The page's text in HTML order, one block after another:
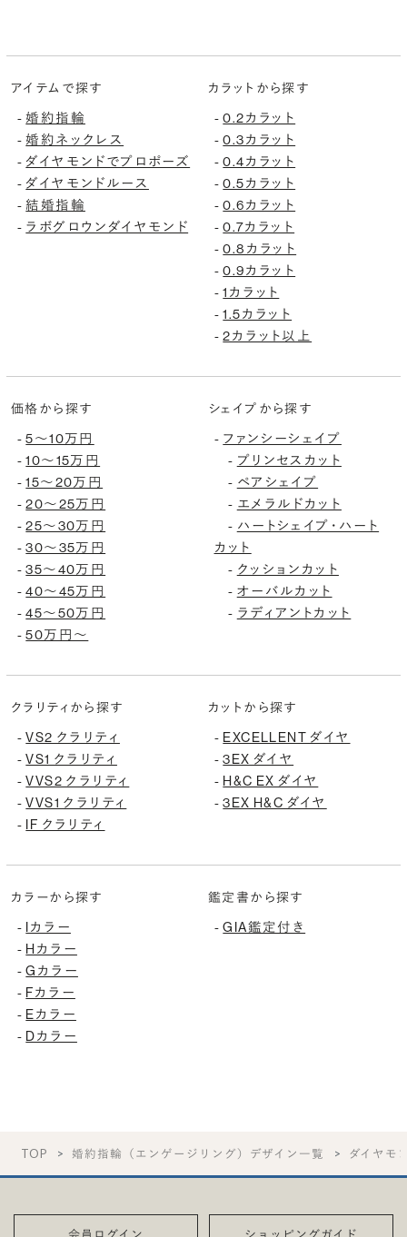
アイテムで探す
-婚約指輪
-婚約ネックレス
-ダイヤモンドでプロポーズ
-ダイヤモンドルース
-結婚指輪
- ラボグロウンダイヤモンド
カラットから探す
-0.2カラット
-0.3カラット
-0.4カラット
-0.5カラット
-0.6カラット
-0.7カラット
-0.8カラット
-0.9カラット
-1カラット
-1.5カラット
-2カラット以上
価格から探す
-5〜10万円
-10〜15万円
-15〜20万円
-20〜25万円
-25〜30万円
-30〜35万円
-35〜40万円
-40〜45万円
-45〜50万円
-50万円〜
シェイプから探す
- ファンシーシェイプ
- プリンセスカット
- ペアシェイプ
- エメラルドカット
- ハートシェイプ・ハート
カット
- クッションカット
- オーバルカット
- ラディアントカット
クラリティから探す
-VS2 クラリティ
-VS1 クラリティ
-VVS2 クラリティ
-VVS1 クラリティ
- IF クラリティ
カットから探す
- EXCELLENT ダイヤ
-3EX ダイヤ
- H&C EX ダイヤ
-3EX H&C ダイヤ
カラーから探す
- Iカラー
- Hカラー
-Gカラー
- Fカラー
- Eカラー
- Dカラー
鑑定書から探す
-GIA鑑定付き
TOP 婚約指輪（エンゲージリング）デザイン一覧 ダイヤモ
会員ログイン ショッピングガイド